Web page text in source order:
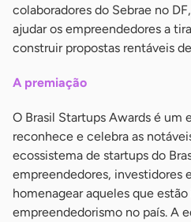
colaboradores do Sebrae no
ajudar os empreendedores a
construir propostas rentáveis
A premiação
O Brasil Startups Awards é um
reconhece e celebra as
ecossistema de startups do
empreendedores, investidores
homenagear aqueles que
empreendedorismo no país. A